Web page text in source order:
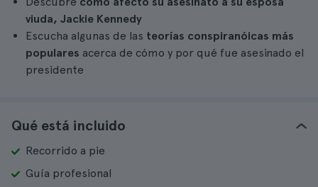
viuda, Jackie Kennedy
Escucha algunas de las teorías conspiranóicas más
populares acerca de cómo y por qué fue asesinado el
presidente
Qué está incluido
Recorrido a pie
Guía profesional